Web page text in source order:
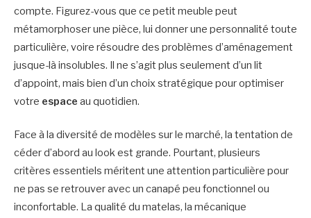
compte. Figurez-vous que ce petit meuble peut
métamorphoser une pièce, lui donner une personnalité toute
particulière, voire résoudre des problèmes d’aménagement
jusque-là insolubles. Il ne s’agit plus seulement d’un lit
d’appoint, mais bien d’un choix stratégique pour optimiser
votre espace au quotidien.
Face à la diversité de modèles sur le marché, la tentation de
céder d’abord au look est grande. Pourtant, plusieurs
critères essentiels méritent une attention particulière pour
ne pas se retrouver avec un canapé peu fonctionnel ou
inconfortable. La qualité du matelas, la mécanique